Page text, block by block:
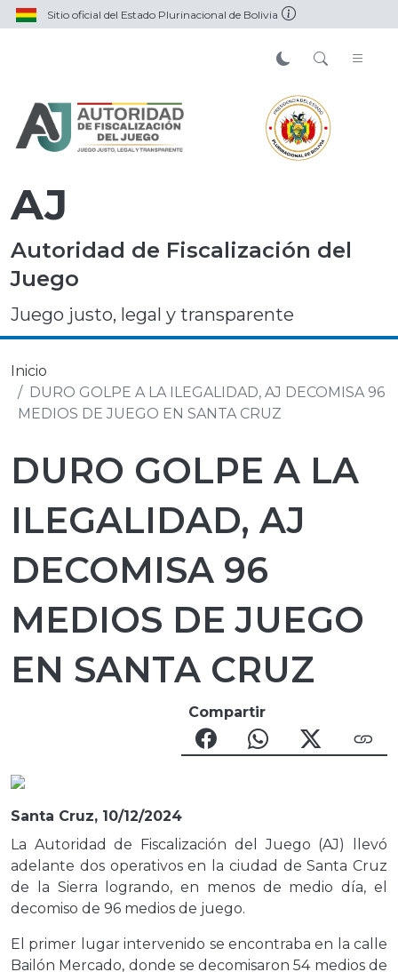
Sitio oficial del Estado Plurinacional de Bolivia
AJ
Autoridad de Fiscalización del
Juego
Juego justo, legal y transparente
Inicio
DURO GOLPE A LA ILEGALIDAD, AJ DECOMISA 96
MEDIOS DE JUEGO EN SANTA CRUZ
DURO GOLPE A LA
ILEGALIDAD, AJ
DECOMISA 96
MEDIOS DE JUEGO
EN SANTA CRUZ
Compartir
Santa Cruz, 10/12/2024
La Autoridad de Fiscalización del Juego (AJ) llevó
adelante dos operativos en la ciudad de Santa Cruz
de la Sierra logrando, en menos de medio día, el
decomiso de 96 medios de juego.
El primer lugar intervenido se encontraba en la calle
Bailón Mercado, donde se decomisaron 54 medios de